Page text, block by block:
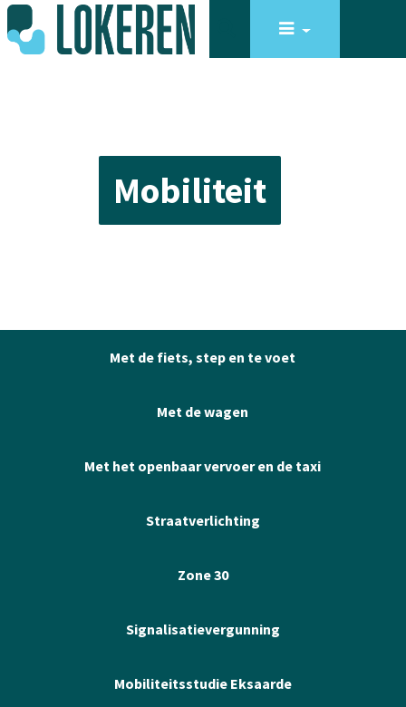
Mobiliteit
Met de fiets, step en te voet
Met de wagen
Met het openbaar vervoer en de taxi
Straatverlichting
Zone 30
Signalisatievergunning
Mobiliteitsstudie Eksaarde